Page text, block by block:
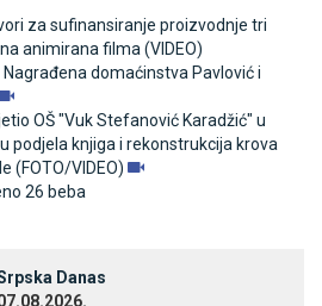
za sufinansiranje proizvodnje tri
animirana filma (VIDEO)
Nagrađena domaćinstva Pavlović i
OŠ "Vuk Stefanović Karadžić" u
podjela knjiga i rekonstrukcija krova
(FOTO/VIDEO)
26 beba
Danas